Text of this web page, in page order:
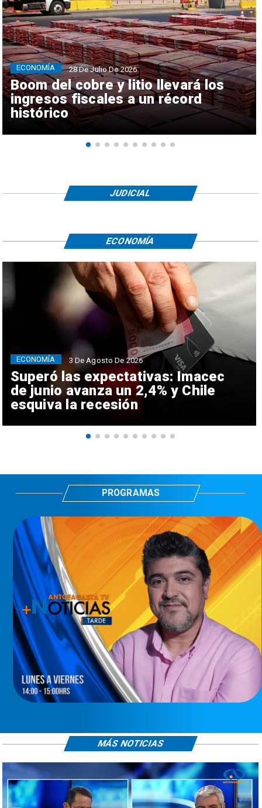
Boom del cobre y litio llevará los
ingresos fiscales a un récord
histórico
ECONOMÍA 28 De Julio De 2026
JUDICIAL
Superó las expectativas: Imacec
de junio avanza un 2,4% y Chile
esquiva la recesión
ECONOMÍA 3 De Agosto De 2026
ECONOMÍA
PROGRAMAS
MÁS NOTICIAS